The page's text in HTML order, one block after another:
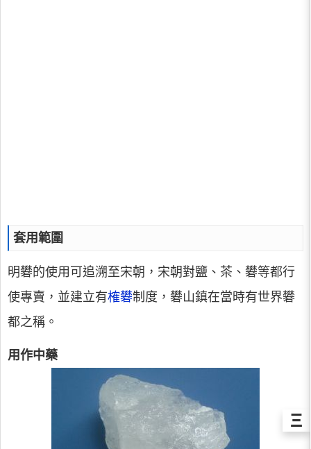
套用範圍
明礬的使用可追溯至宋朝，宋朝對鹽、茶、礬等都行
使專賣，並建立有榷礬制度，礬山鎮在當時有世界礬
都之稱。
用作中藥
Ξ